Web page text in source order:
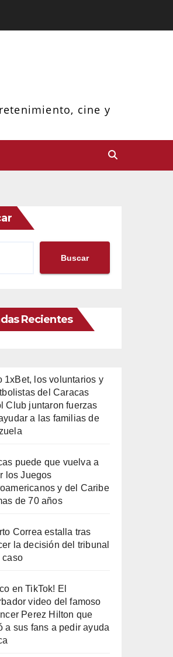
cine y
Buscar
Recientes
1xBet, los voluntarios y
del Caracas
Club juntaron fuerzas
a las familias de
puede que vuelva a
los Juegos
y del Caribe
de 70 años
Correa estalla tras
la decisión del tribunal
caso
en TikTok! El
video del famoso
Perez Hilton que
a sus fans a pedir ayuda